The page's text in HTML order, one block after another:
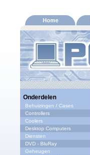
Home
Onderdelen
Behuizingen / Cases
Controllers
Coolers
Desktop Computers
Diensten
DVD - BluRay
Geheugen